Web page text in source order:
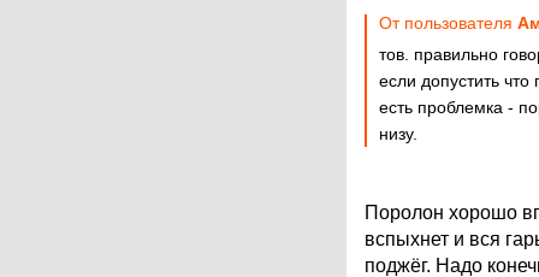
От пользователя
тов. правильно
если допустить
есть проблемка -
низу.
Поролон хорошо
вспыхнет и вся
поджёг. Надо